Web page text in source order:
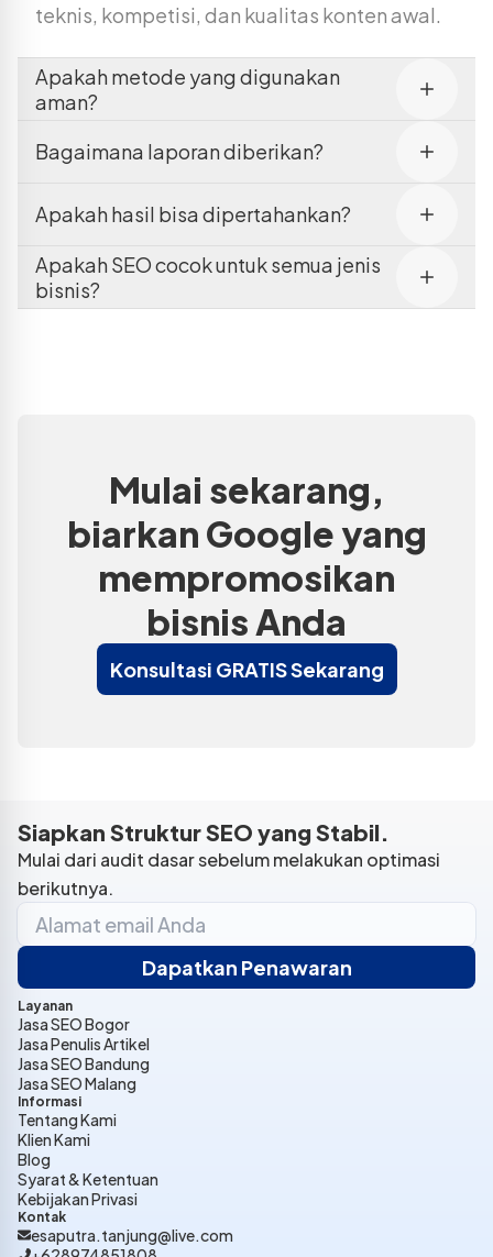
teknis, kompetisi, dan kualitas konten awal.
Apakah metode yang digunakan
aman?
Bagaimana laporan diberikan?
Apakah hasil bisa dipertahankan?
Apakah SEO cocok untuk semua jenis
bisnis?
Mulai sekarang,
biarkan Google yang
mempromosikan
bisnis Anda
Konsultasi GRATIS Sekarang
Siapkan Struktur SEO yang Stabil.
Mulai dari audit dasar sebelum melakukan optimasi
berikutnya.
Dapatkan Penawaran
Layanan
Jasa SEO Bogor
Jasa Penulis Artikel
Jasa SEO Bandung
Jasa SEO Malang
Informasi
Tentang Kami
Klien Kami
Blog
Syarat & Ketentuan
Kebijakan Privasi
Kontak
esaputra.tanjung@live.com